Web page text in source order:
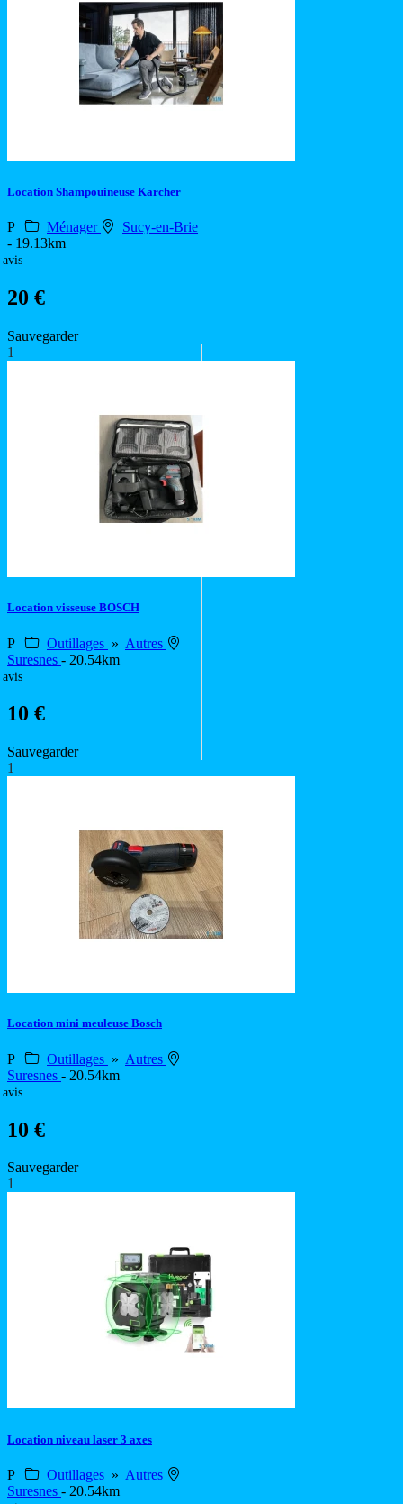
Location Shampouineuse Karcher
P Ménager
Sucy-en-Brie
- 19.13km
avis
20 €
Sauvegarder
1
Location visseuse BOSCH
P Outillages » Autres
Suresnes - 20.54km
avis
10 €
Sauvegarder
1
Location mini meuleuse Bosch
P Outillages » Autres
Suresnes - 20.54km
avis
10 €
Sauvegarder
1
Location niveau laser 3 axes
P Outillages » Autres
Suresnes - 20.54km